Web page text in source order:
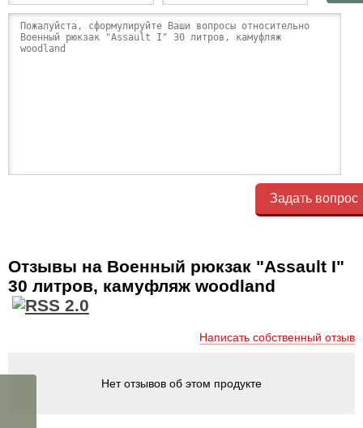
Задать вопрос
Отзывы на Военный рюкзак "Assault I"
30 литров, камуфляж woodland
Написать собственный отзыв
Нет отзывов об этом продукте